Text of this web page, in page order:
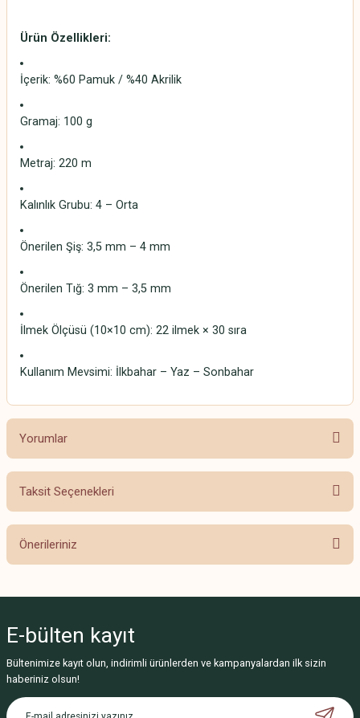
Ürün Özellikleri:
İçerik: %60 Pamuk / %40 Akrilik
Gramaj: 100 g
Metraj: 220 m
Kalınlık Grubu: 4 – Orta
Önerilen Şiş: 3,5 mm – 4 mm
Önerilen Tığ: 3 mm – 3,5 mm
İlmek Ölçüsü (10×10 cm): 22 ilmek × 30 sıra
Kullanım Mevsimi: İlkbahar – Yaz – Sonbahar
Yorumlar
Taksit Seçenekleri
Önerileriniz
Görüş ve önerileriniz için teşekkür ederiz.
Ürün resmi kalitesiz, bozuk veya görüntülenemiyor.
Ürün açıklamasında eksik bilgiler bulunuyor.
E-bülten kayıt
Bültenimize kayıt olun, indirimli ürünlerden ve kampanyalardan ilk sizin
haberiniz olsun!